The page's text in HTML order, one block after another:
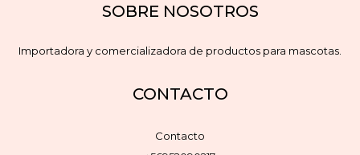
SOBRE NOSOTROS
Importadora y comercializadora de productos para mascotas.
CONTACTO
Contacto